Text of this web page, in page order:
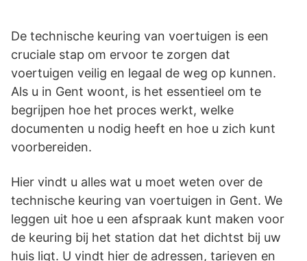
De technische keuring van voertuigen is een
cruciale stap om ervoor te zorgen dat
voertuigen veilig en legaal de weg op kunnen.
Als u in Gent woont, is het essentieel om te
begrijpen hoe het proces werkt, welke
documenten u nodig heeft en hoe u zich kunt
voorbereiden.
Hier vindt u alles wat u moet weten over de
technische keuring van voertuigen in Gent. We
leggen uit hoe u een afspraak kunt maken voor
de keuring bij het station dat het dichtst bij uw
huis ligt. U vindt hier de adressen, tarieven en